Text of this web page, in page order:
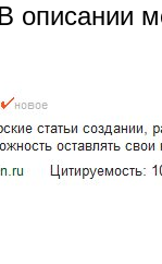
описании